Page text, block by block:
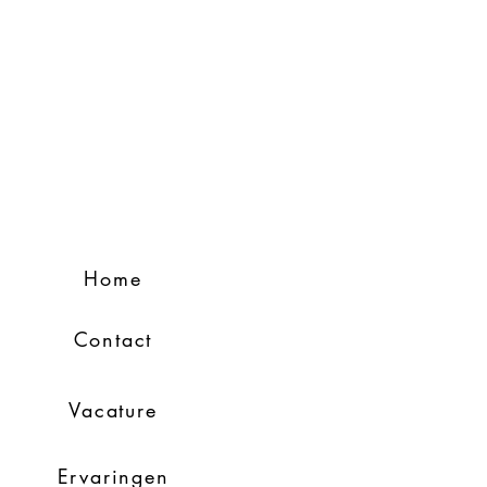
Home
Contact
Vacature
Ervaringen